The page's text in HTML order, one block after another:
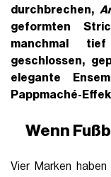
durchbrechen,
geformten
manchmal
geschlossen,
elegante
Pappmaché-
Wenn
Vier Marken haben